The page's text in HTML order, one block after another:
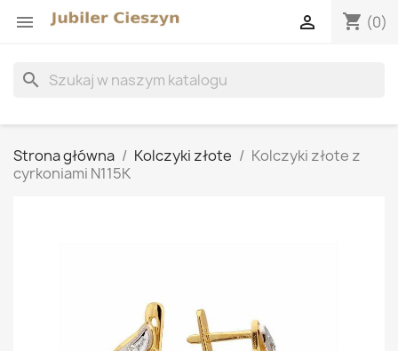
 shopping_cart (0)

search
Strona główna Kolczyki złote
Kolczyki złote z
cyrkoniami N115K